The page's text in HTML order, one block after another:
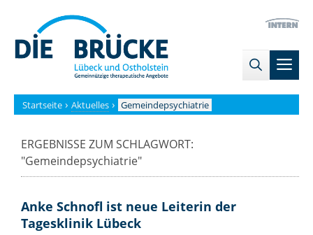
springen
Sitemap
→
internen
Bereich
Startseite › Aktuelles › Gemeindepsychiatrie
ERGEBNISSE ZUM SCHLAGWORT:
"Gemeindepsychiatrie"
Anke Schnofl ist neue Leiterin der
Tagesklinik Lübeck